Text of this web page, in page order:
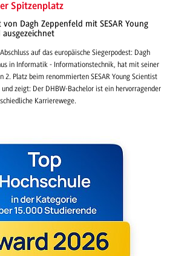
Spitzenplatz
Dagh Zeppenfeld mit SESAR Young
auf das europäische Siegerpodest: Dagh
in Informatik - Informationstechnik, hat mit seiner
2. Platz beim renommierten SESAR Young Scientist
zeigt: Der DHBW-Bachelor ist ein hervorragender
Karrierewege.